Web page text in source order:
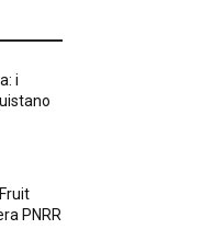
i
PNRR